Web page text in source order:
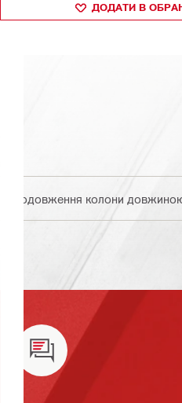
ДОДАТИ В
Подовження колони